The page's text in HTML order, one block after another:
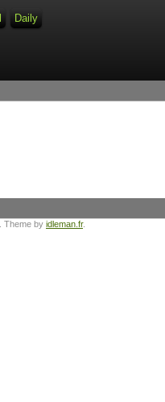
Daily
. Theme by idleman.fr.